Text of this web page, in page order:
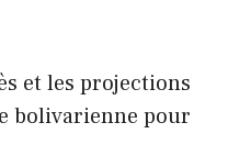
et les projections
bolivarienne pour